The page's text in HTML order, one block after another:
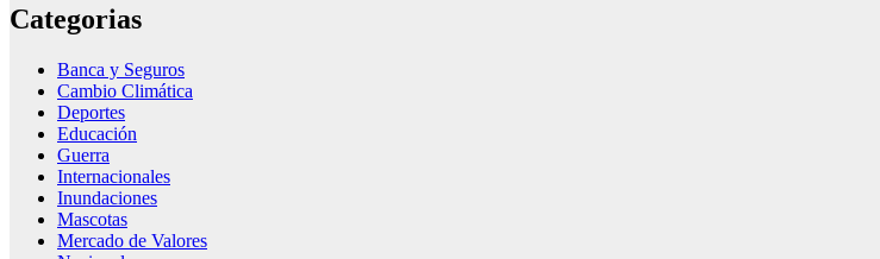
Categorias
Banca y Seguros
Cambio Climática
Deportes
Educación
Guerra
Internacionales
Inundaciones
Mascotas
Mercado de Valores